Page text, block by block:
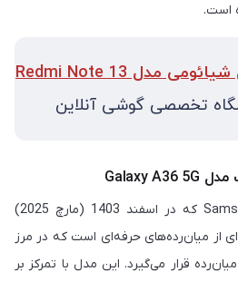
است.
خرید گوشی اقتصادی شیائومی مدل Redmi Note 13
تخصصی گوشی آنلاین
گوشی Samsung Galaxy A36 5G که در اسفند 1403 (مارچ 2025)
از میان‌رده‌های حرفه‌ای است که در مرز
قرار می‌گیرد. این مدل با تمرکز بر